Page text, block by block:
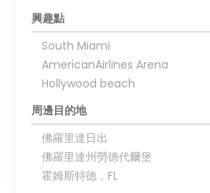
興趣點
South Miami
AmericanAirlines Arena
Hollywood beach
周邊目的地
佛羅里達日出
佛羅里達州勞德代爾堡
霍姆斯特德，FL